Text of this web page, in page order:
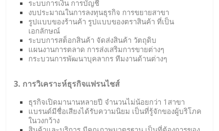
ระบบการเงิน การบัญชี
งบประมาณในการลงทุนธุรกิจ การขยายสาขา
รูปแบบของร้านค้า รูปแบบของตราสินค้า ที่เป็น
เอกลักษณ์
ระบบการสต็อกสินค้า จัดส่งสินค้า วัตถุดิบ
แผนงานการตลาด การส่งเสริมการขายต่างๆ
กระบวนการพัฒนาบุคลากร ทีมงานด้านต่างๆ
3. การวิเคราะห์ธุรกิจแฟรนไชส์
ธุรกิจเปิดมานานหลายปี จำนวนไม่น้อยกว่า 1สาขา
แบรนด์มีชื่อเสียงได้รับความนิยม เป็นที่รู้จักของผู้บริโภค
ในวงกว้าง